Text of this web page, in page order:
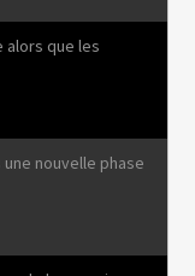
alors que les
nouvelle phase